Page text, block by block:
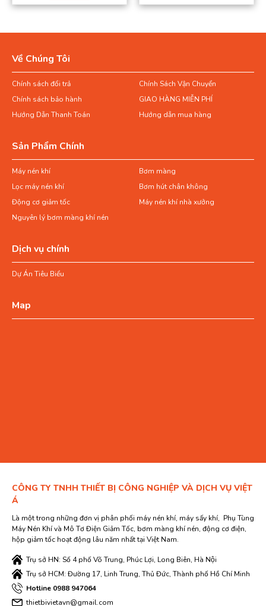
Về Chúng Tôi
Chính sách đổi trả
Chính Sách Vận Chuyển
Chính sách bảo hành
GIAO HÀNG MIỄN PHÍ
Hướng Dẫn Thanh Toán
Hướng dẫn mua hàng
Sản Phẩm Chính
Máy nén khí
Bơm màng
Lọc máy nén khí
Bơm hút chân không
Động cơ giảm tốc
Máy nén khí nhà xưởng
Nguyên lý bơm màng khí nén
Dịch vụ chính
Dự Án Tiêu Biểu
Map
CÔNG TY TNHH THIẾT BỊ CÔNG NGHIỆP VÀ DỊCH VỤ VIỆT
Á
Là một trong những đơn vị phân phối máy nén khí, máy sấy khí, Phụ Tùng
Máy Nén Khí và Mô Tơ Điện Giảm Tốc, bơm màng khí nén, động cơ điện,
hộp giảm tốc hoạt động lâu năm nhất tại Việt Nam.
Trụ sở HN: Số 4 phố Võ Trung, Phúc Lợi, Long Biên, Hà Nội
Trụ sở HCM: Đường 17, Linh Trung, Thủ Đức, Thành phố Hồ Chí Minh
Hotline 0988 947064
thietbivietavn@gmail.com